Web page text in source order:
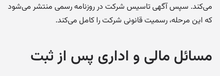
می‌کند. سپس آگهی تاسیس شرکت در روزنامه رسمی منتشر می‌شود
که این مرحله، رسمیت قانونی شرکت را کامل می‌کند.
مسائل مالی و اداری پس از ثبت